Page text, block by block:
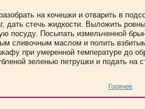
на кочешки и отварить в
дать стечь жидкости. Выложить
посуду. Посыпать измельченной
сливочным маслом и полить
при умеренной температуре до
зеленью петрушки и подать
Горячее